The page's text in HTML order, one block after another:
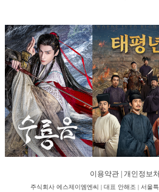
이용약관 개인정보
주식회사 에스제이엠엔씨 | 대표 안해조 | 서울